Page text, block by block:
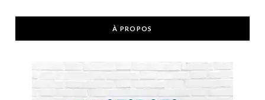
À PROPOS